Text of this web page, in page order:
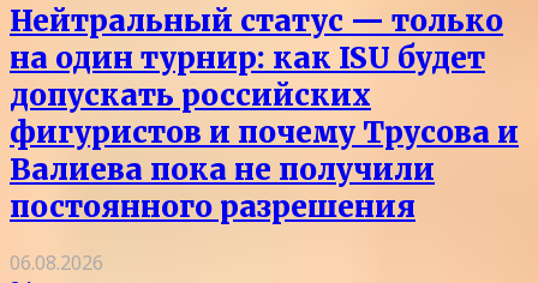
Нейтральный статус — только
на один турнир: как ISU будет
допускать российских
фигуристов и почему Трусова и
Валиева пока не получили
постоянного разрешения
06.08.2026